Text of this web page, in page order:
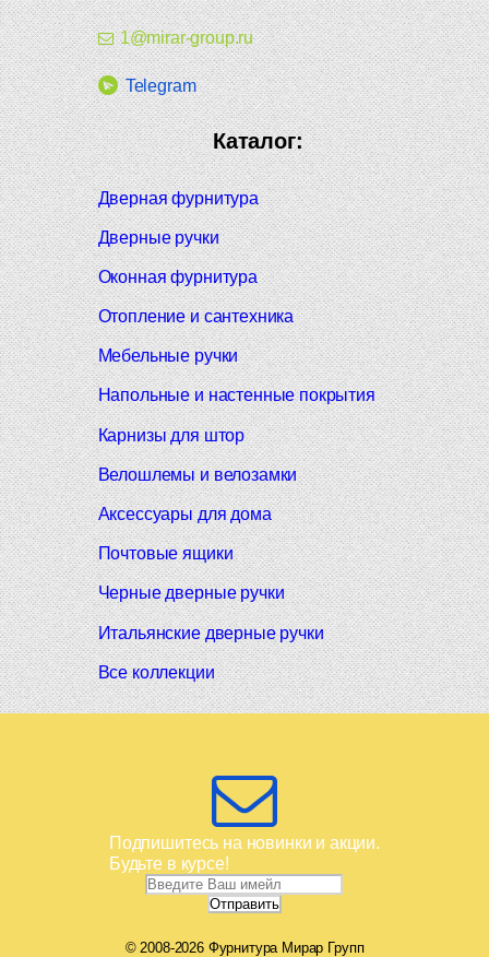
1@mirar-group.ru
Telegram
Каталог:
Дверная фурнитура
Дверные ручки
Оконная фурнитура
Отопление и сантехника
Мебельные ручки
Напольные и настенные покрытия
Карнизы для штор
Велошлемы и велозамки
Аксессуары для дома
Почтовые ящики
Черные дверные ручки
Итальянские дверные ручки
Все коллекции
Подпишитесь на новинки и акции.
Будьте в курсе!
© 2008-2026 Фурнитура Мирар Групп